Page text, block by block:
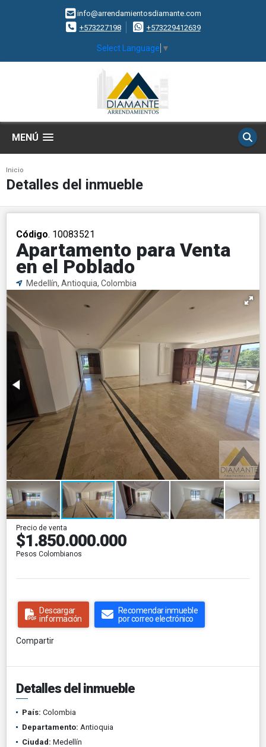
info@arrendamientosdiamante.com
+573227198
+573229412639
Select Language ▼
MENÚ
Inicio
Detalles del inmueble
Código. 10083521
Apartamento para Venta
en el Poblado
Medellín, Antioquia, Colombia
Precio de venta
$1.850.000.000
Pesos Colombianos
Descargar
información
Recomendar inmueble
por correo electrónico
Compartir
Detalles del inmueble
País: Colombia
Departamento: Antioquia
Ciudad: Medellín